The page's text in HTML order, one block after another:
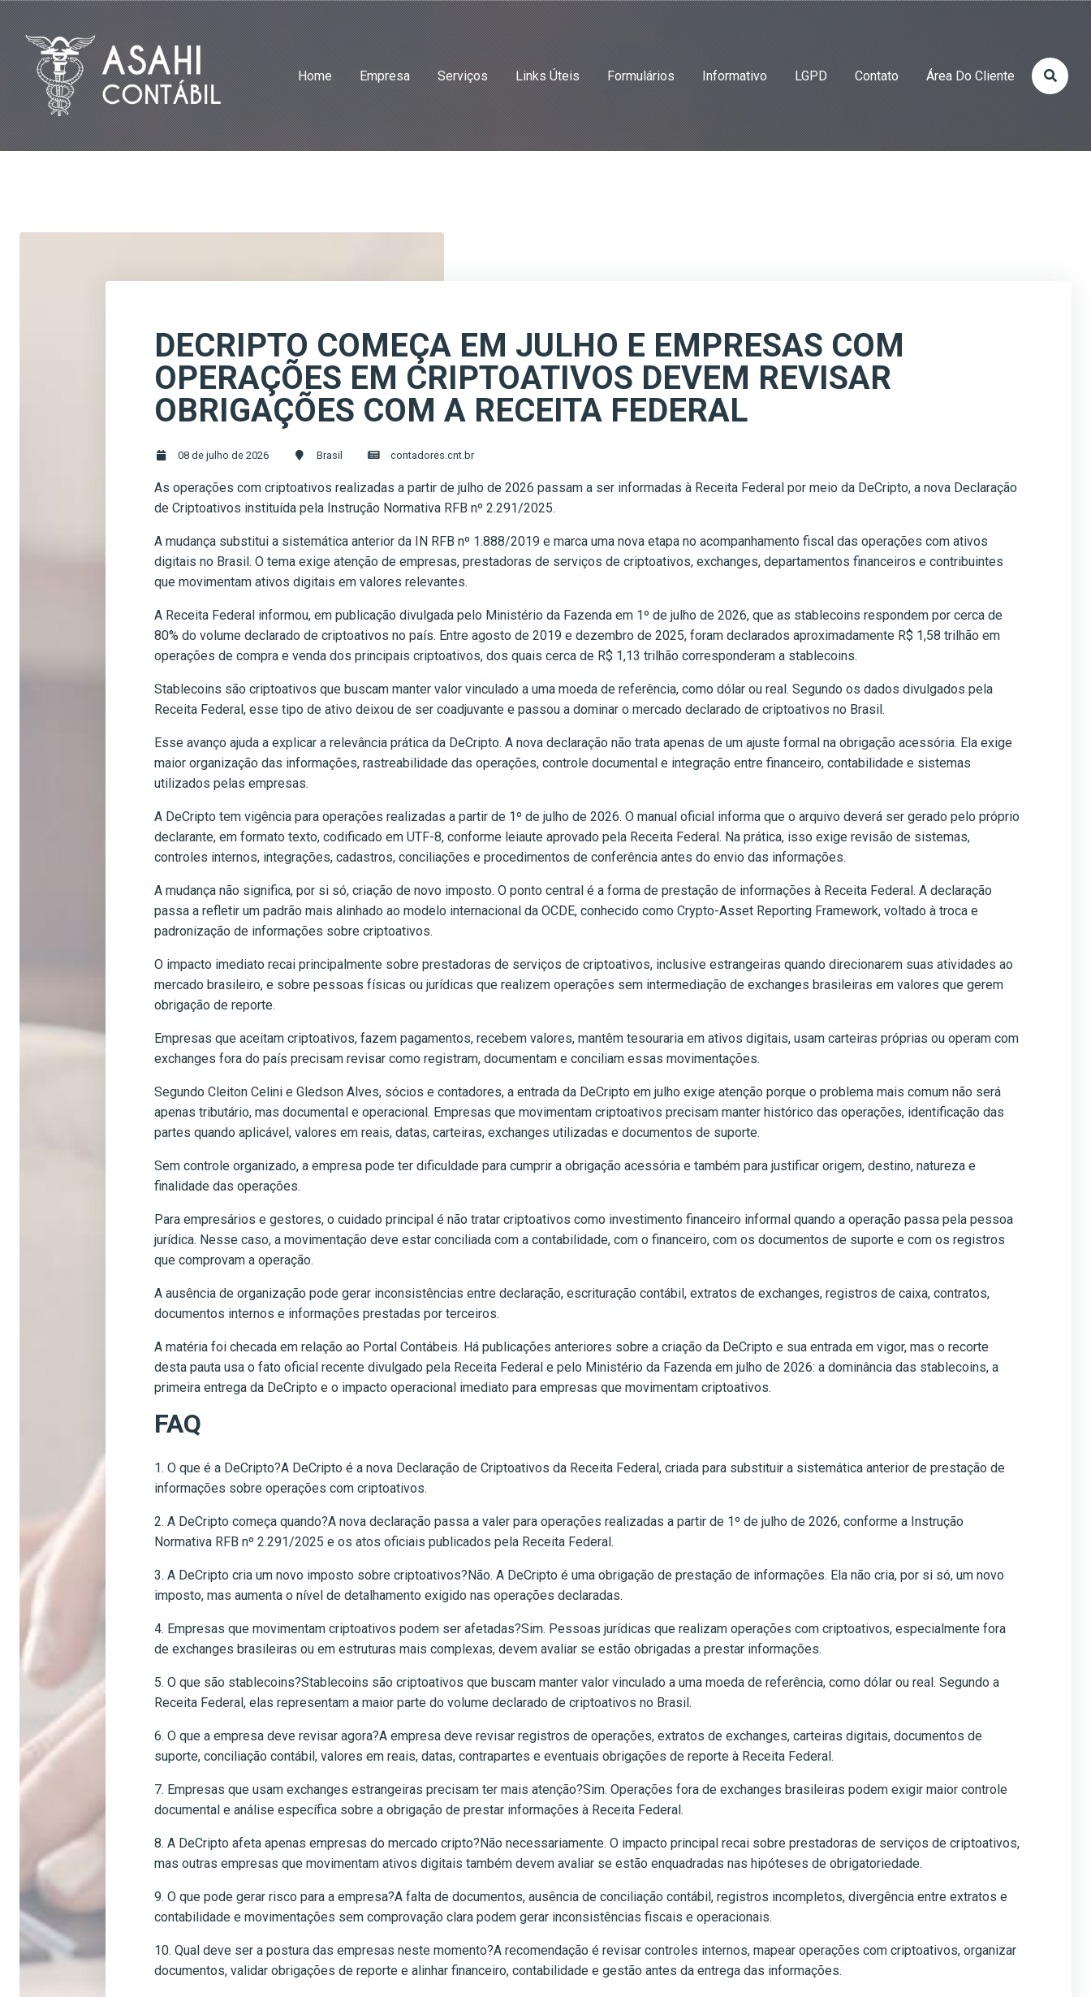
Home Empresa Serviços Links Úteis Formulários Informativo LGPD Contato Área Do Cliente
DECRIPTO COMEÇA EM JULHO E EMPRESAS COM
OPERAÇÕES EM CRIPTOATIVOS DEVEM REVISAR
OBRIGAÇÕES COM A RECEITA FEDERAL
08 de julho de 2026 Brasil contadores.cnt.br
As operações com criptoativos realizadas a partir de julho de 2026 passam a ser informadas à Receita Federal por meio da DeCripto, a nova Declaração
de Criptoativos instituída pela Instrução Normativa RFB nº 2.291/2025.
A mudança substitui a sistemática anterior da IN RFB nº 1.888/2019 e marca uma nova etapa no acompanhamento fiscal das operações com ativos
digitais no Brasil. O tema exige atenção de empresas, prestadoras de serviços de criptoativos, exchanges, departamentos financeiros e contribuintes
que movimentam ativos digitais em valores relevantes.
A Receita Federal informou, em publicação divulgada pelo Ministério da Fazenda em 1º de julho de 2026, que as stablecoins respondem por cerca de
80% do volume declarado de criptoativos no país. Entre agosto de 2019 e dezembro de 2025, foram declarados aproximadamente R$ 1,58 trilhão em
operações de compra e venda dos principais criptoativos, dos quais cerca de R$ 1,13 trilhão corresponderam a stablecoins.
Stablecoins são criptoativos que buscam manter valor vinculado a uma moeda de referência, como dólar ou real. Segundo os dados divulgados pela
Receita Federal, esse tipo de ativo deixou de ser coadjuvante e passou a dominar o mercado declarado de criptoativos no Brasil.
Esse avanço ajuda a explicar a relevância prática da DeCripto. A nova declaração não trata apenas de um ajuste formal na obrigação acessória. Ela exige
maior organização das informações, rastreabilidade das operações, controle documental e integração entre financeiro, contabilidade e sistemas
utilizados pelas empresas.
A DeCripto tem vigência para operações realizadas a partir de 1º de julho de 2026. O manual oficial informa que o arquivo deverá ser gerado pelo próprio
declarante, em formato texto, codificado em UTF-8, conforme leiaute aprovado pela Receita Federal. Na prática, isso exige revisão de sistemas,
controles internos, integrações, cadastros, conciliações e procedimentos de conferência antes do envio das informações.
A mudança não significa, por si só, criação de novo imposto. O ponto central é a forma de prestação de informações à Receita Federal. A declaração
passa a refletir um padrão mais alinhado ao modelo internacional da OCDE, conhecido como Crypto-Asset Reporting Framework, voltado à troca e
padronização de informações sobre criptoativos.
O impacto imediato recai principalmente sobre prestadoras de serviços de criptoativos, inclusive estrangeiras quando direcionarem suas atividades ao
mercado brasileiro, e sobre pessoas físicas ou jurídicas que realizem operações sem intermediação de exchanges brasileiras em valores que gerem
obrigação de reporte.
Empresas que aceitam criptoativos, fazem pagamentos, recebem valores, mantêm tesouraria em ativos digitais, usam carteiras próprias ou operam com
exchanges fora do país precisam revisar como registram, documentam e conciliam essas movimentações.
Segundo Cleiton Celini e Gledson Alves, sócios e contadores, a entrada da DeCripto em julho exige atenção porque o problema mais comum não será
apenas tributário, mas documental e operacional. Empresas que movimentam criptoativos precisam manter histórico das operações, identificação das
partes quando aplicável, valores em reais, datas, carteiras, exchanges utilizadas e documentos de suporte.
Sem controle organizado, a empresa pode ter dificuldade para cumprir a obrigação acessória e também para justificar origem, destino, natureza e
finalidade das operações.
Para empresários e gestores, o cuidado principal é não tratar criptoativos como investimento financeiro informal quando a operação passa pela pessoa
jurídica. Nesse caso, a movimentação deve estar conciliada com a contabilidade, com o financeiro, com os documentos de suporte e com os registros
que comprovam a operação.
A ausência de organização pode gerar inconsistências entre declaração, escrituração contábil, extratos de exchanges, registros de caixa, contratos,
documentos internos e informações prestadas por terceiros.
A matéria foi checada em relação ao Portal Contábeis. Há publicações anteriores sobre a criação da DeCripto e sua entrada em vigor, mas o recorte
desta pauta usa o fato oficial recente divulgado pela Receita Federal e pelo Ministério da Fazenda em julho de 2026: a dominância das stablecoins, a
primeira entrega da DeCripto e o impacto operacional imediato para empresas que movimentam criptoativos.
FAQ
1. O que é a DeCripto?A DeCripto é a nova Declaração de Criptoativos da Receita Federal, criada para substituir a sistemática anterior de prestação de
informações sobre operações com criptoativos.
2. A DeCripto começa quando?A nova declaração passa a valer para operações realizadas a partir de 1º de julho de 2026, conforme a Instrução
Normativa RFB nº 2.291/2025 e os atos oficiais publicados pela Receita Federal.
3. A DeCripto cria um novo imposto sobre criptoativos?Não. A DeCripto é uma obrigação de prestação de informações. Ela não cria, por si só, um novo
imposto, mas aumenta o nível de detalhamento exigido nas operações declaradas.
4. Empresas que movimentam criptoativos podem ser afetadas?Sim. Pessoas jurídicas que realizam operações com criptoativos, especialmente fora
de exchanges brasileiras ou em estruturas mais complexas, devem avaliar se estão obrigadas a prestar informações.
5. O que são stablecoins?Stablecoins são criptoativos que buscam manter valor vinculado a uma moeda de referência, como dólar ou real. Segundo a
Receita Federal, elas representam a maior parte do volume declarado de criptoativos no Brasil.
6. O que a empresa deve revisar agora?A empresa deve revisar registros de operações, extratos de exchanges, carteiras digitais, documentos de
suporte, conciliação contábil, valores em reais, datas, contrapartes e eventuais obrigações de reporte à Receita Federal.
7. Empresas que usam exchanges estrangeiras precisam ter mais atenção?Sim. Operações fora de exchanges brasileiras podem exigir maior controle
documental e análise específica sobre a obrigação de prestar informações à Receita Federal.
8. A DeCripto afeta apenas empresas do mercado cripto?Não necessariamente. O impacto principal recai sobre prestadoras de serviços de criptoativos,
mas outras empresas que movimentam ativos digitais também devem avaliar se estão enquadradas nas hipóteses de obrigatoriedade.
9. O que pode gerar risco para a empresa?A falta de documentos, ausência de conciliação contábil, registros incompletos, divergência entre extratos e
contabilidade e movimentações sem comprovação clara podem gerar inconsistências fiscais e operacionais.
10. Qual deve ser a postura das empresas neste momento?A recomendação é revisar controles internos, mapear operações com criptoativos, organizar
documentos, validar obrigações de reporte e alinhar financeiro, contabilidade e gestão antes da entrega das informações.